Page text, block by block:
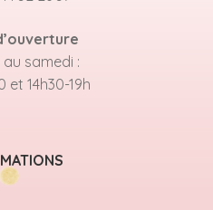
au samedi :
et 14h30-19h